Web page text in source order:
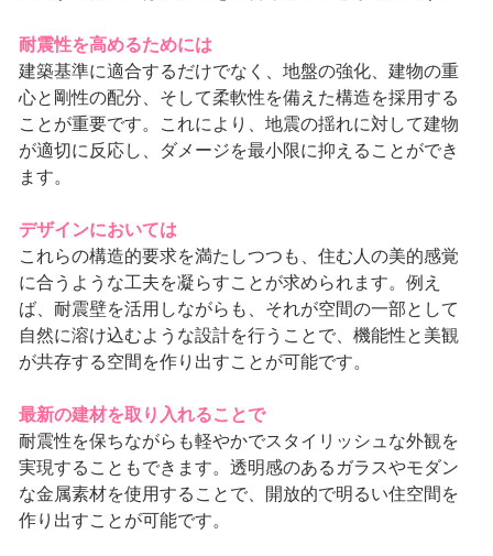
耐震性を高めるためには
建築基準に適合するだけでなく、地盤の強化、建物の重
心と剛性の配分、そして柔軟性を備えた構造を採用する
ことが重要です。これにより、地震の揺れに対して建物
が適切に反応し、ダメージを最小限に抑えることができ
ます。
デザインにおいては
これらの構造的要求を満たしつつも、住む人の美的感覚
に合うような工夫を凝らすことが求められます。例え
ば、耐震壁を活用しながらも、それが空間の一部として
自然に溶け込むような設計を行うことで、機能性と美観
が共存する空間を作り出すことが可能です。
最新の建材を取り入れることで
耐震性を保ちながらも軽やかでスタイリッシュな外観を
実現することもできます。透明感のあるガラスやモダン
な金属素材を使用することで、開放的で明るい住空間を
作り出すことが可能です。